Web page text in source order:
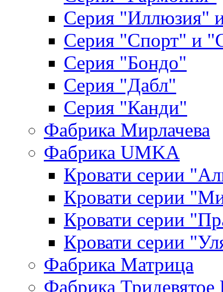
Серия "Иллюзия"
Серия "Спорт" и
Серия "Бондо"
Серия "Дабл"
Серия "Канди"
Фабрика Мирлачева
Фабрика UMKA
Кровати серии
Кровати серии
Кровати серии
Кровати серии
Фабрика Матрица
Фабрика Тридевятое